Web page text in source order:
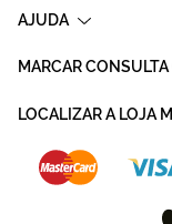
AJUDA
MARCAR
LOCALIZAR A LOJA